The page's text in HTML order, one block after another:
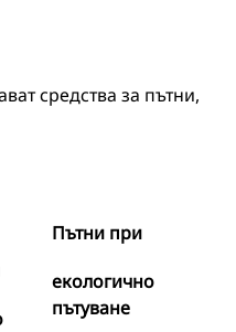
средства за пътни,
Пътни при
екологично
пътуване